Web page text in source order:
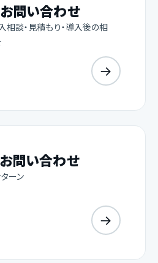
問い合わせ
相談・見積もり・導入後の相
→
問い合わせ
ーン
→